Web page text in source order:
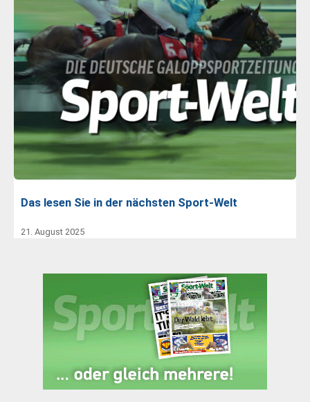
Das lesen Sie in der nächsten Sport-Welt
21. August 2025